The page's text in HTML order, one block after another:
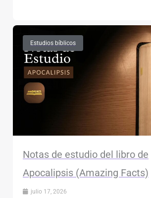
Estudios bíblicos
Notas de estudio del libro de
Apocalipsis (Amazing Facts)
julio 17, 2026